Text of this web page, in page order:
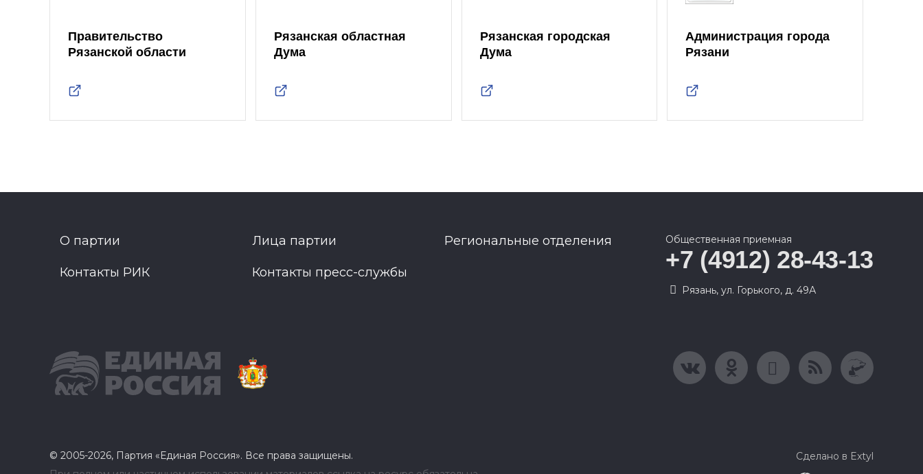
Правительство
Рязанской области
Рязанская областная
Дума
Рязанская городская
Дума
Администрация города
Рязани
О партии Лица партии Региональные отделения
Контакты РИК Контакты пресс-службы
Общественная приемная
+7 (4912) 28-43-13
Рязань, ул. Горького, д. 49А
© 2005-2026, Партия «Единая Россия». Все права защищены.
Сделано в Extyl